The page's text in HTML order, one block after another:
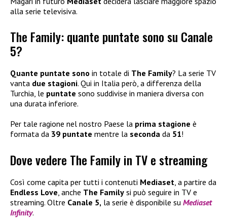
alla serie televisiva.
The Family: quante puntate sono su Canale
5?
Quante puntate sono in totale di The Family? La serie TV
vanta due stagioni. Qui in Italia però, a differenza della
Turchia, le puntate sono suddivise in maniera diversa con
una durata inferiore.
Per tale ragione nel nostro Paese la prima stagione è
formata da 39 puntate mentre la seconda da 51!
Dove vedere The Family in TV e streaming
Così come capita per tutti i contenuti Mediaset , a partire da
Endless Love , anche The Family si può seguire in TV e
streaming. Oltre Canale 5, la serie è disponibile su Mediaset
Infinity.